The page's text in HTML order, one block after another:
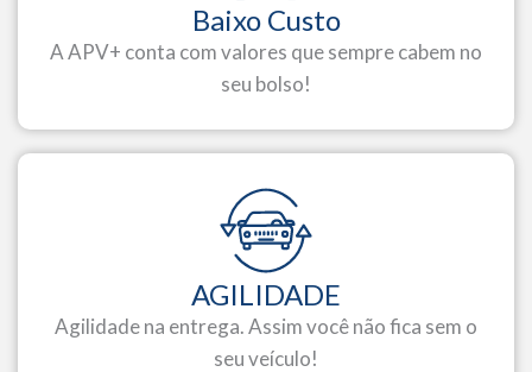
Baixo Custo
A APV+ conta com valores que sempre cabem no
seu bolso!
AGILIDADE
Agilidade na entrega. Assim você não fica sem o
seu veículo!